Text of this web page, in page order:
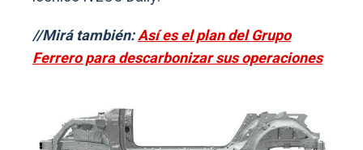
//Mirá también:Así es el plan del Grupo
Ferrero para descarbonizar sus operaciones